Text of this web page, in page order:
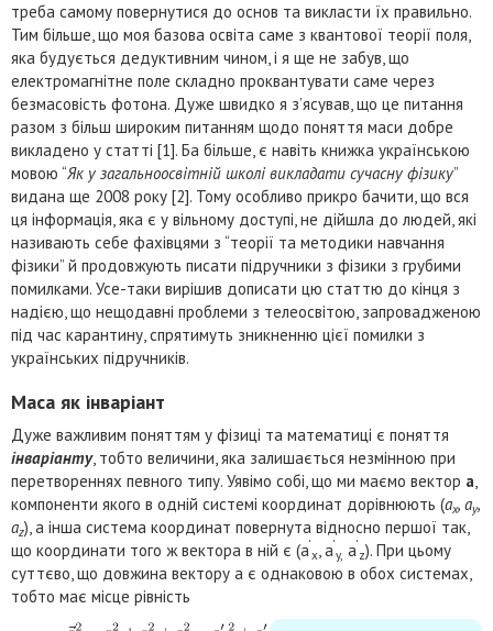
треба самому повернутися до основ та викласти їх правильно.
Тим більше, що моя базова освіта саме з квантової теорії поля,
яка будується дедуктивним чином, і я ще не забув, що
електромагнітне поле складно проквантувати саме через
безмасовість фотона. Дуже швидко я з’ясував, що це питання
разом з більш широким питанням щодо поняття маси добре
викладено у статті [1]. Ба більше, є навіть книжка українською
мовою “Як у загальноосвітній школі викладати сучасну фізику”
видана ще 2008 року [2]. Тому особливо прикро бачити, що вся
ця інформація, яка є у вільному доступі, не дійшла до людей, які
називають себе фахівцями з “теорії та методики навчання
фізики” й продовжують писати підручники з фізики з грубими
помилками. Усе-таки вирішив дописати цю статтю до кінця з
надією, що нещодавні проблеми з телеосвітою, запровадженою
під час карантину, спрятимуть зникненню цієї помилки з
українських підручників.
Маса як інваріант
Дуже важливим поняттям у фізиці та математиці є поняття
інваріанту, тобто величини, яка залишається незмінною при
перетвореннях певного типу. Уявімо собі, що ми маємо вектор a,
компоненти якого в одній системі координат дорівнюють (ax, ay,
az), а інша система координат повернута відносно першої так,
що координати того ж вектора в ній є (a‘
x, a‘
y, a‘
z). При цьому
суттєво, що довжина вектору a є однаковою в обох системах,
тобто має місце рівність